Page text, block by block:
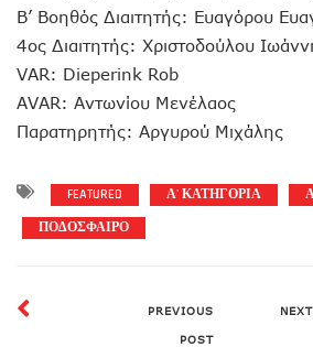
Β’ Βοηθός Διαιτητής: Ευαγόρου
4ος Διαιτητής: Χριστοδούλου
VAR: Dieperink Rob
AVAR: Αντωνίου Μενέλαος
Παρατηρητής: Αργυρού Μιχάλης
FEATURED Α' ΚΑΤΗΓΟΡΙΑ
ΠΟΔΟΣΦΑΙΡΟ
PREVIOUS
POST